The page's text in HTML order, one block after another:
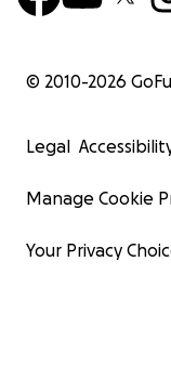
© 2010-2026
Legal
Manage Cookie
Your Privacy